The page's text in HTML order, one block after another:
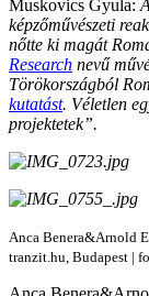
Muskovics Gyula:
képzőművészeti
nőtte ki magát
Research nevű
Törökországból
kutatást. Véletlen
projektetek”.
Anca Benera&Arnold
tranzit.hu, Budapest |